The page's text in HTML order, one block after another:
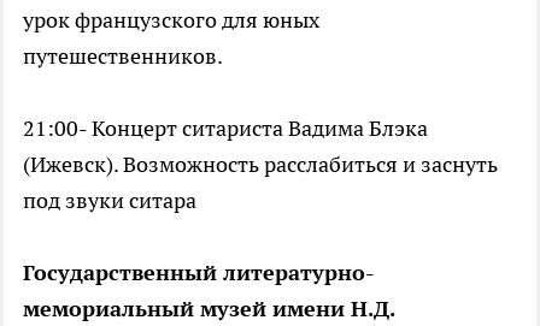
урок французского для юных
путешественников.
21:00- Концерт ситариста Вадима Блэка
(Ижевск). Возможность расслабиться и заснуть
под звуки ситара
Государственный литературно-
мемориальный музей имени Н.Д.